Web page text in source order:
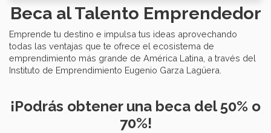
Beca al Talento Emprendedor
Emprende tu destino e impulsa tus ideas aprovechando
todas las ventajas que te ofrece el ecosistema de
emprendimiento más grande de América Latina, a través del
Instituto de Emprendimiento Eugenio Garza Lagüera.
¡Podrás obtener una beca del 50% o
70%!